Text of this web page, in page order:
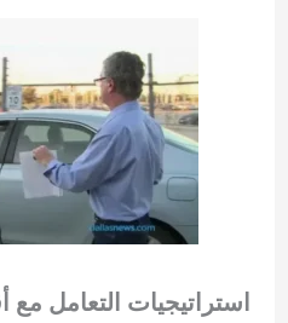
استراتيجيات التعامل مع